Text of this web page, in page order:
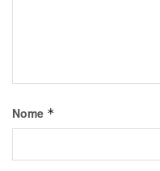
Nome *